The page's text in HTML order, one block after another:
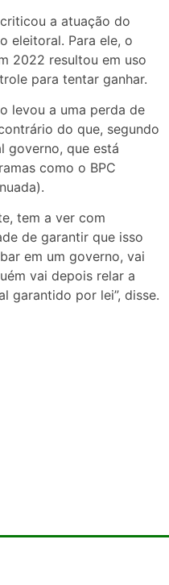
a atuação do
eleitoral. Para ele, o
2022 resultou em uso
para tentar ganhar.
levou a uma perda de
do que, segundo
governo, que está
como o BPC
tem a ver com
de garantir que isso
em um governo, vai
vai depois relar a
garantido por lei”, disse.
Slot Games
The Big Dog
Nulls Wicked